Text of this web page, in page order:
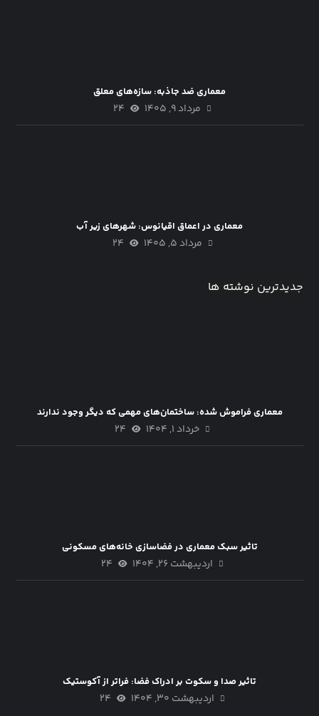
معماری ضد جاذبه: سازه‌های معلق
مرداد ۹, ۱۴۰۵ ۲۴
معماری در اعماق اقیانوس: شهرهای زیر آب
مرداد ۵, ۱۴۰۵ ۲۴
جدیدترین نوشته ها
معماری فراموش شده: ساختمان‌های مهمی که دیگر وجود ندارند
خرداد ۱, ۱۴۰۴ ۲۴
تاثیر سبک معماری در فضاسازی خانه‌های مسکونی
اردیبهشت ۲۶, ۱۴۰۴ ۲۴
تاثیر صدا و سکوت بر ادراک فضا: فراتر از آکوستیک
اردیبهشت ۳۰, ۱۴۰۴ ۲۴